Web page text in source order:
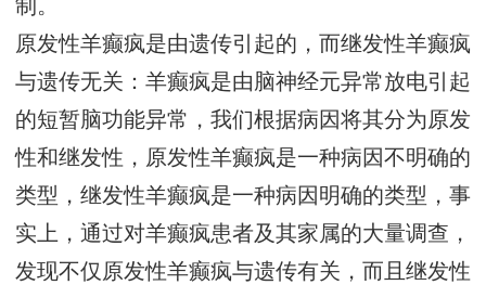
制。
原发性羊癫疯是由遗传引起的，而继发性羊癫疯
与遗传无关：羊癫疯是由脑神经元异常放电引起
的短暂脑功能异常，我们根据病因将其分为原发
性和继发性，原发性羊癫疯是一种病因不明确的
类型，继发性羊癫疯是一种病因明确的类型，事
实上，通过对羊癫疯患者及其家属的大量调查，
发现不仅原发性羊癫疯与遗传有关，而且继发性